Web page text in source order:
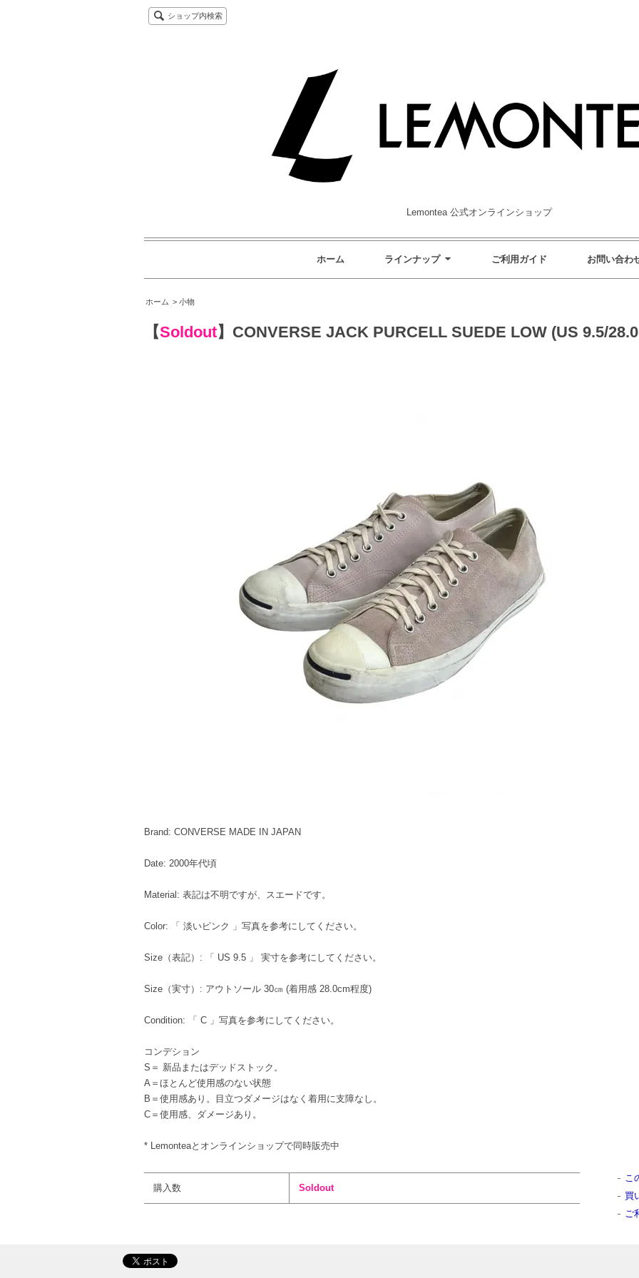
ショップ内検索
Lemontea 公式オンラインショップ
ホーム ラインナップ ご利用ガイド お問い合わ
ホーム 小物
【Soldout】 CONVERSE JACK PURCELL SUEDE LOW (US 9.5/
Brand: CONVERSE MADE IN JAPAN
Date: 2000年代頃
Material: 表記は不明ですが、スエードです。
Color: 「 淡いピンク 」写真を参考にしてください。
Size（表記）: 「 US 9.5 」 実寸を参考にしてください。
Size（実寸）: アウトソール 30㎝ (着用感 28.0cm程度)
Condition: 「 C 」写真を参考にしてください。
コンデション
S＝ 新品またはデッドストック。
A＝ほとんど使用感のない状態
B＝使用感あり。目立つダメージはなく着用に支障なし。
C＝使用感、ダメージあり。
* Lemonteaとオンラインショップで同時販売中
購入数 Soldout
こ
買
ご